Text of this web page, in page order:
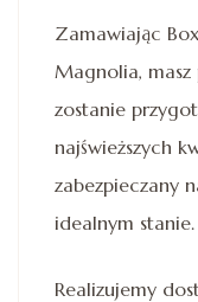
Zamawiając
Magnolia, masz
zostanie
najświeższych
zabezpieczany
idealnym stanie.
Realizujemy